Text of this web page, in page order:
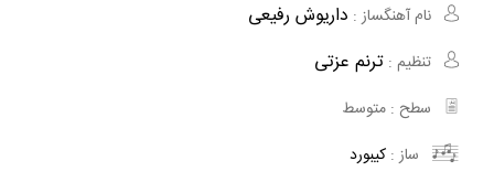
نام آهنگساز : داریوش رفیعی
تنظیم : ترنم عزتی
سطح : متوسط
ساز : کیبورد